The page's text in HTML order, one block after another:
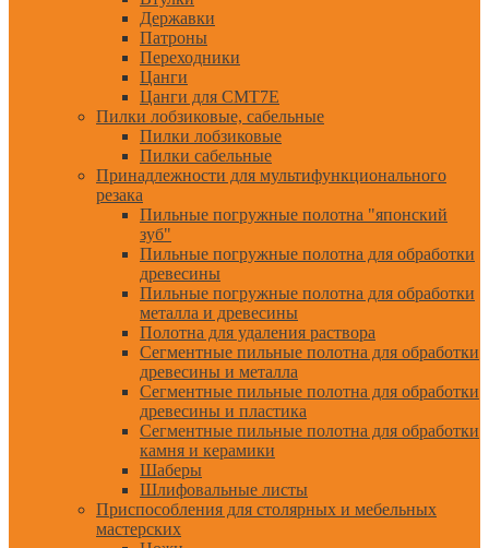
Державки
Патроны
Переходники
Цанги
Цанги для CMT7E
Пилки лобзиковые, сабельные
Пилки лобзиковые
Пилки сабельные
Принадлежности для мультифункционального
резака
Пильные погружные полотна "японский
зуб"
Пильные погружные полотна для обработки
древесины
Пильные погружные полотна для обработки
металла и древесины
Полотна для удаления раствора
Сегментные пильные полотна для обработки
древесины и металла
Сегментные пильные полотна для обработки
древесины и пластика
Сегментные пильные полотна для обработки
камня и керамики
Шаберы
Шлифовальные листы
Приспособления для столярных и мебельных
мастерских